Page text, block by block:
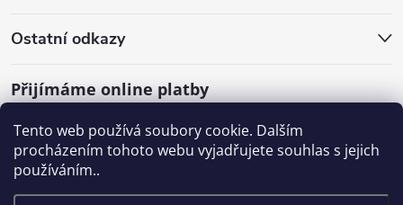
Tento web používá soubory cookie. Dalším
procházením tohoto webu vyjadřujete souhlas s jejich
používáním..
Ostatní odkazy
Přijímáme online platby